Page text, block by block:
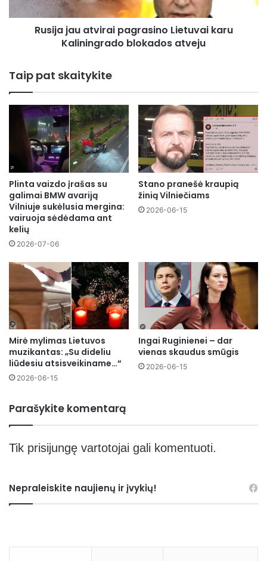
atveju
Rusija jau atvirai pagrasino Lietuvai karu
Kaliningrado blokados atveju
Taip pat skaitykite
Plinta vaizdo įrašas su
galimai BMW avariją
Vilniuje sukėlusia mergina:
vairuoja sėdėdama ant
kelių
2026-07-06
Stano pranešė kraupią
žinią Vilniečiams
2026-06-15
Mirė mylimas Lietuvos
muzikantas: „Su dideliu
liūdesiu atsisveikiname…“
2026-06-15
Ingai Ruginienei – dar
vienas skaudus smūgis
2026-06-15
Parašykite komentarą
Tik prisijungę vartotojai gali komentuoti.
Nepraleiskite naujienų ir įvykių!